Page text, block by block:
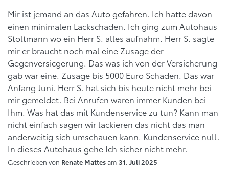
Mir ist jemand an das Auto gefahren. Ich hatte davon
einen minimalen Lackschaden. Ich ging zum Autohaus
Stoltmann wo ein Herr S. alles aufnahm. Herr S. sagte
mir er braucht noch mal eine Zusage der
Gegenversicgerung. Das was ich von der Versicherung
gab war eine. Zusage bis 5000 Euro Schaden. Das war
Anfang Juni. Herr S. hat sich bis heute nicht mehr bei
mir gemeldet. Bei Anrufen waren immer Kunden bei
Ihm. Was hat das mit Kundenservice zu tun? Kann man
nicht einfach sagen wir lackieren das nicht das man
anderweitig sich umschauen kann. Kundenservice null.
In dieses Autohaus gehe Ich sicher nicht mehr.
Geschrieben von Renate Mattesam 31. Juli 2025